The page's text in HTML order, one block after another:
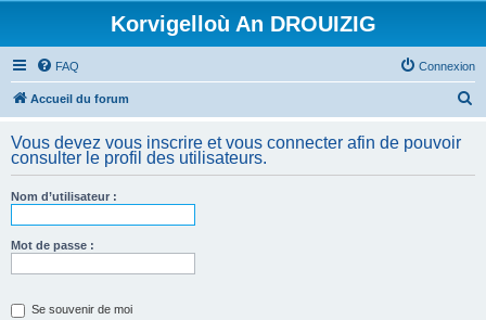
Korvigelloù An DROUIZIG
FAQ Connexion
Accueil du forum
h
Vous devez vous inscrire et vous connecter afin de pouvoir
consulter le profil des utilisateurs.
Nom d’utilisateur :
Mot de passe :
Se souvenir de moi